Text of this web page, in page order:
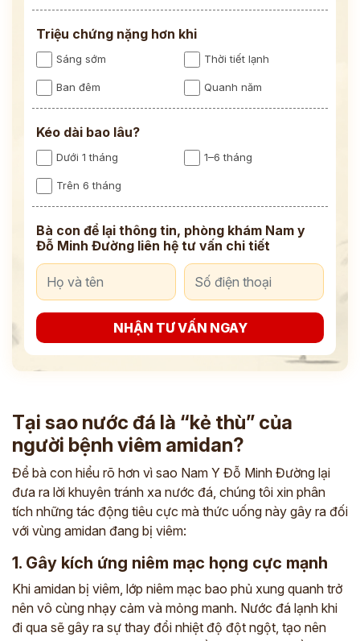
Triệu chứng nặng hơn khi
Sáng sớm Thời tiết lạnh
Ban đêm Quanh năm
Kéo dài bao lâu?
Dưới 1 tháng 1–6 tháng
Trên 6 tháng
Bà con để lại thông tin, phòng khám Nam y
Đỗ Minh Đường liên hệ tư vấn chi tiết
NHẬN TƯ VẤN NGAY
Tại sao nước đá là “kẻ thù” của
người bệnh viêm amidan?
Để bà con hiểu rõ hơn vì sao Nam Y Đỗ Minh Đường lại
đưa ra lời khuyên tránh xa nước đá, chúng tôi xin phân
tích những tác động tiêu cực mà thức uống này gây ra đối
với vùng amidan đang bị viêm:
1. Gây kích ứng niêm mạc họng cực mạnh
Khi amidan bị viêm, lớp niêm mạc bao phủ xung quanh trở
nên vô cùng nhạy cảm và mỏng manh. Nước đá lạnh khi
đi qua sẽ gây ra sự thay đổi nhiệt độ đột ngột, tạo nên